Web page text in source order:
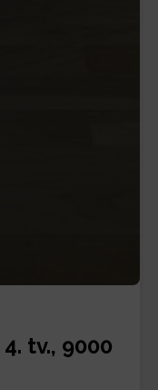
tv., 9000